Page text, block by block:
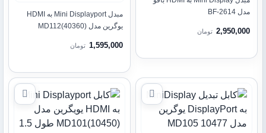
مدل BF-2614
2,950,000 تومان
مبدل Mini Displayport به HDMI
یوگرین مدل (40360)MD112
1,595,000 تومان